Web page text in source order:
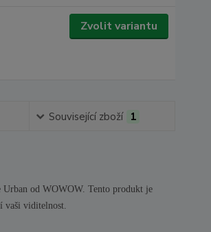
Zvolit variantu
Související zboží 1
od WOWOW. Tento produkt je
vaši viditelnost.